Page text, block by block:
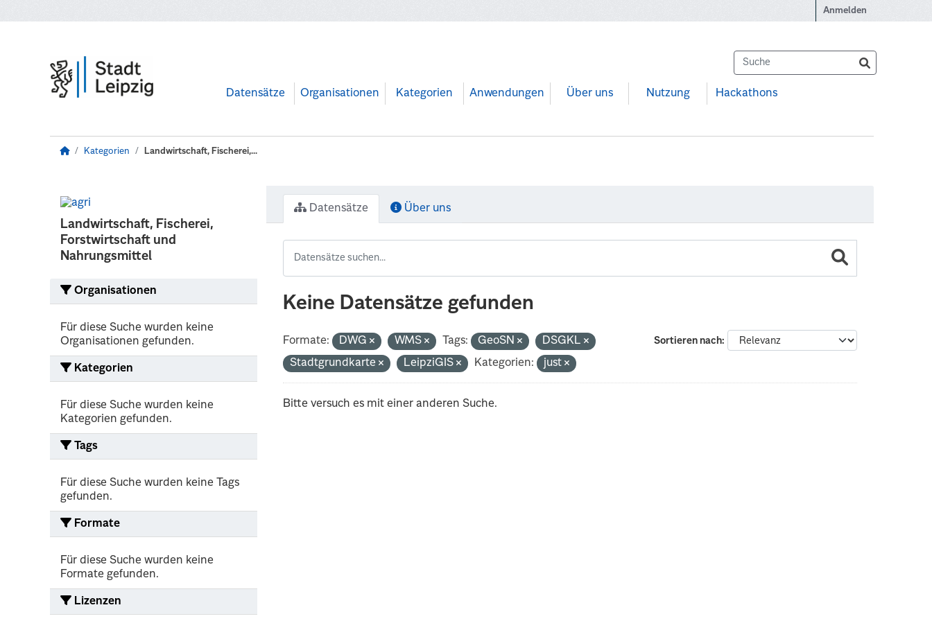
Anmelden
Datensätze Organisationen Kategorien Anwendungen Über uns Nutzung Hackathons
Kategorien Landwirtschaft, Fischerei,...
Landwirtschaft, Fischerei,
Forstwirtschaft und
Nahrungsmittel
Organisationen
Für diese Suche wurden keine
Organisationen gefunden.
Kategorien
Für diese Suche wurden keine
Kategorien gefunden.
Tags
Für diese Suche wurden keine Tags
gefunden.
Formate
Für diese Suche wurden keine
Formate gefunden.
Lizenzen
Datensätze Über uns
Keine Datensätze gefunden
Sortieren nach
Formate: DWG WMS Tags: GeoSN
DSGKL
Stadtgrundkarte
LeipziGIS Kategorien: just
Bitte versuch es mit einer anderen Suche.